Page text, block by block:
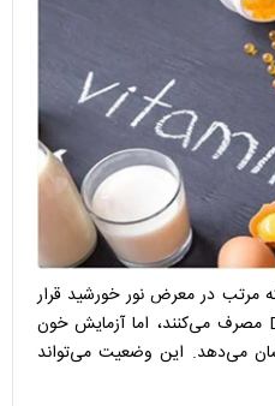
مرتب در معرض نور خورشید قرار
می‌گیرند و حتی مکمل ویتامین D مصرف می‌کنند، اما آزمایش خون
می‌دهد. این وضعیت می‌تواند